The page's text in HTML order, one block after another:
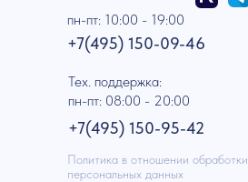
Политика в отношении обработки
персональных данных
+7(495) 150-09-46
пн-пт: 10:00 - 19:00
+7(495) 150-95-42
пн-пт: 08:00 - 20:00
Тех. поддержка: